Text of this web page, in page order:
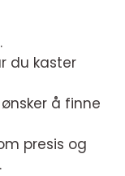
du kaster
å finne
presis og